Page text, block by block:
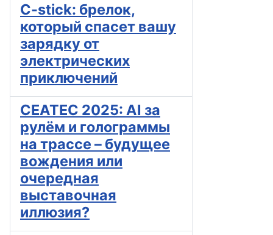
C-stick: брелок,
который спасет вашу
зарядку от
электрических
приключений
CEATEC 2025: AI за
рулём и голограммы
на трассе – будущее
вождения или
очередная
выставочная
иллюзия?